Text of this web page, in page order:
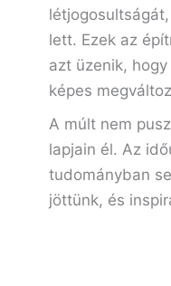
lett. Ezek az
azt üzenik,
képes
A múlt nem
lapjain él. Az
tudományban
jöttünk, és